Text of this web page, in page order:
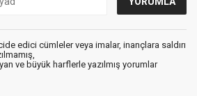
edici cümleler veya imalar, inançlara saldırı
ve büyük harflerle yazılmış yorumlar